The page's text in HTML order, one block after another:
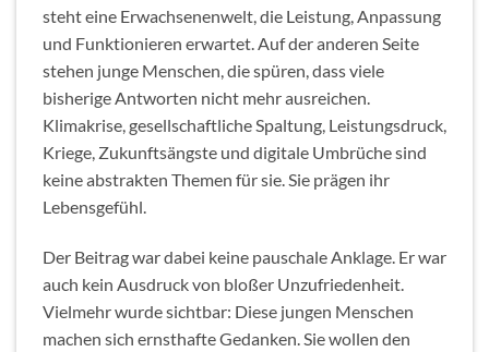
steht eine Erwachsenenwelt, die Leistung, Anpassung
und Funktionieren erwartet. Auf der anderen Seite
stehen junge Menschen, die spüren, dass viele
bisherige Antworten nicht mehr ausreichen.
Klimakrise, gesellschaftliche Spaltung, Leistungsdruck,
Kriege, Zukunftsängste und digitale Umbrüche sind
keine abstrakten Themen für sie. Sie prägen ihr
Lebensgefühl.
Der Beitrag war dabei keine pauschale Anklage. Er war
auch kein Ausdruck von bloßer Unzufriedenheit.
Vielmehr wurde sichtbar: Diese jungen Menschen
machen sich ernsthafte Gedanken. Sie wollen den